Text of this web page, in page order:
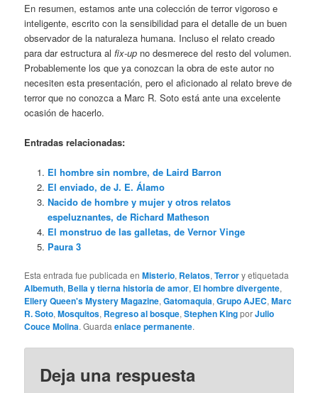
En resumen, estamos ante una colección de terror vigoroso e
inteligente, escrito con la sensibilidad para el detalle de un buen
observador de la naturaleza humana. Incluso el relato creado
para dar estructura alfix-up no desmerece del resto del volumen.
Probablemente los que ya conozcan la obra de este autor no
necesiten esta presentación, pero el aficionado al relato breve de
terror que no conozca a Marc R. Soto está ante una excelente
ocasión de hacerlo.
Entradas relacionadas:
El hombre sin nombre, de Laird Barron
El enviado, de J. E. Álamo
Nacido de hombre y mujer y otros relatos
espeluznantes, de Richard Matheson
El monstruo de las galletas, de Vernor Vinge
Paura 3
Esta entrada fue publicada enMisterio, Relatos,Terrory etiquetada
Albemuth, Bella y tierna historia de amor, El hombre divergente,
Ellery Queen's Mystery Magazine,Gatomaquia,Grupo AJEC,Marc
R. Soto,Mosquitos, Regreso al bosque,Stephen KingporJulio
Couce Molina. Guardaenlace permanente.
Deja una respuesta